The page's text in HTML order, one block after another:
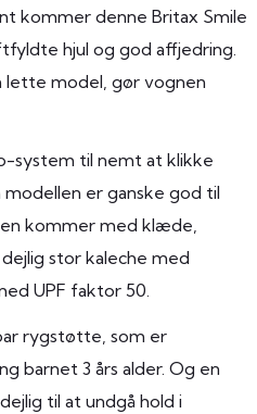
kommer denne Britax Smile
hjul og god affjedring.
lette model, gør vognen
system til nemt at klikke
er ganske god til
kommer med klæde,
stor kaleche med
UPF faktor 50.
rygstøtte, som er
barnet 3 års alder. Og en
til at undgå hold i